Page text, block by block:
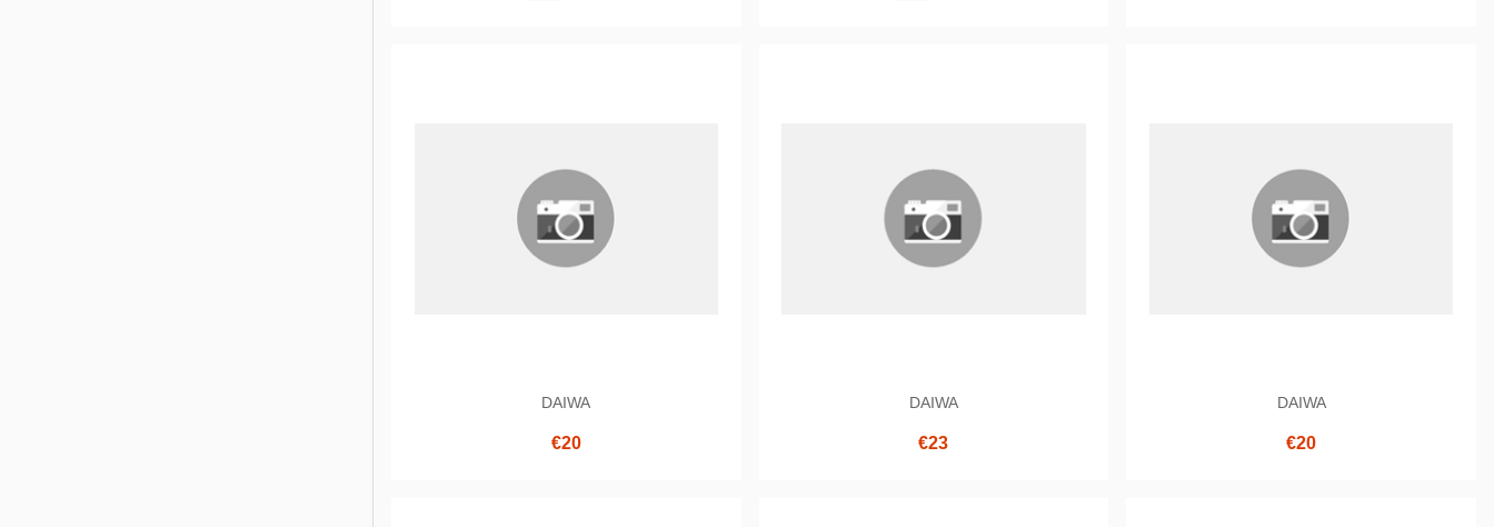
DAIWA
€20
DAIWA
€23
DAIWA
€20